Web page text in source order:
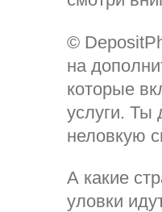
©
на
которые
услуги. Ты
неловкую
А какие
уловки